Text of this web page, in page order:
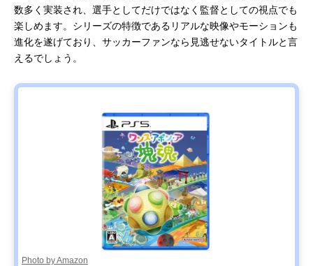
数多く実装され、選手としてだけではなく監督としての視点でも
楽しめます。シリーズの特徴であるリアルな映像やモーションも
進化を遂げており、サッカーファンなら見逃せないタイトルと言
えるでしょう。
Photo by Amazon